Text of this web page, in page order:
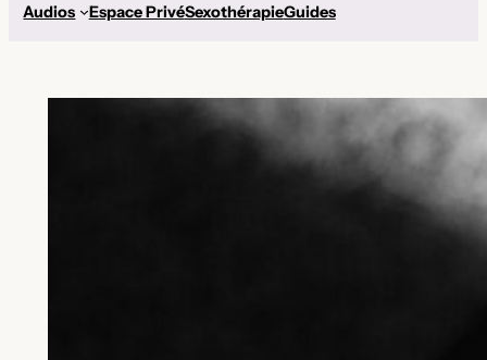
Audios Espace PrivéSexothérapieGuides